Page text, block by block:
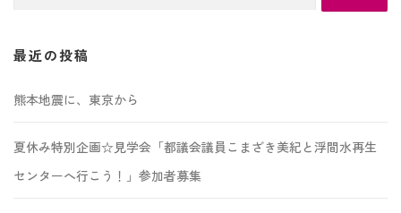
最近の投稿
熊本地震に、東京から
夏休み特別企画☆見学会「都議会議員こまざき美紀と浮間水再生
センターへ行こう！」参加者募集